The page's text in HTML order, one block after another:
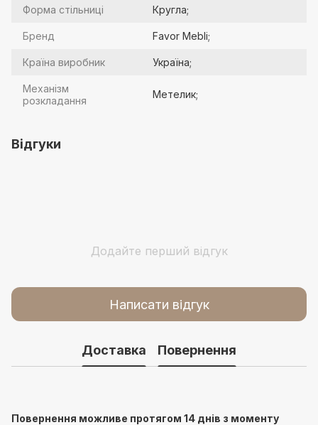
Форма стільниці Кругла;
Бренд Favor Mebli;
Країна виробник Україна;
Механізм
розкладання
Метелик;
Відгуки
Додайте перший відгук
Написати відгук
Доставка Повернення
Повернення можливе протягом 14 днів з моменту